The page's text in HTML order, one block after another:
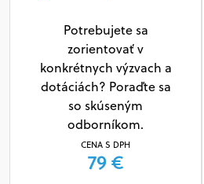
Potrebujete sa
zorientovať v
konkrétnych výzvach a
dotáciách? Poraďte sa
so skúseným
odborníkom.
CENA S DPH
79 €